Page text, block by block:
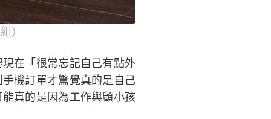
）
在「很常忘記自己有點外
機訂單才驚覺真的是自己
真的是因為工作與顧小孩